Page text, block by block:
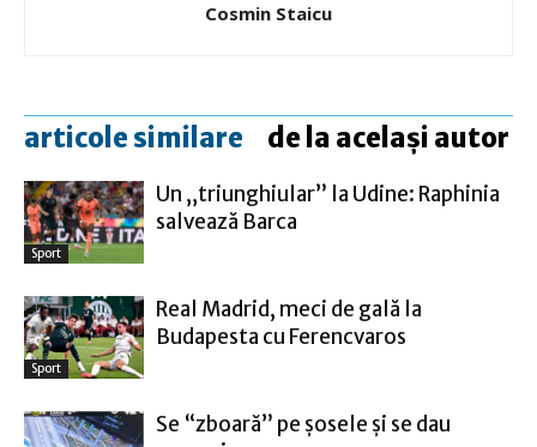
Cosmin Staicu
articole similare de la același autor
Sport
Un „triunghiular” la Udine: Raphinia
salvează Barca
Sport
Real Madrid, meci de gală la
Budapesta cu Ferencvaros
Se “zboară” pe șosele și se dau